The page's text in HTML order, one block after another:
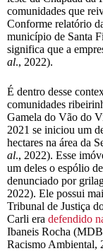
comunidades que
Conforme relatório
município de Santa
significa que a
al., 2022).
É dentro desse
comunidades
Gamela do Vão do
2021 se iniciou um
hectares na área da
al., 2022). Esse
um deles o espólio
denunciado por
2022). Ele possui
Tribunal de Justiça
Carli era defendido
Ibaneis Rocha
Racismo Ambiental,